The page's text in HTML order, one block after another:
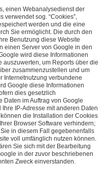
einen Webanalysedienst der
verwendet sog. “Cookies”,
werden und die eine
Sie ermöglicht. Die durch den
Benutzung diese Website
einen Server von Google in den
wird diese Informationen
auszuwerten, um Reports über die
zusammenzustellen und um
Internetnutzung verbundene
Google diese Informationen
dies gesetzlich
Daten im Auftrag von Google
IP-Adresse mit anderen Daten
die Installation der Cookies
Browser Software verhindern;
in diesem Fall gegebenenfalls
voll umfänglich nutzen können.
Sie sich mit der Bearbeitung
in der zuvor beschriebenen
Zweck einverstanden.